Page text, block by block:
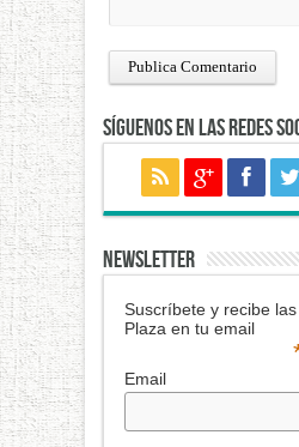
Síguenos en las redes
NEWSLETTER
Suscríbete y recibe
Plaza en tu email
Email